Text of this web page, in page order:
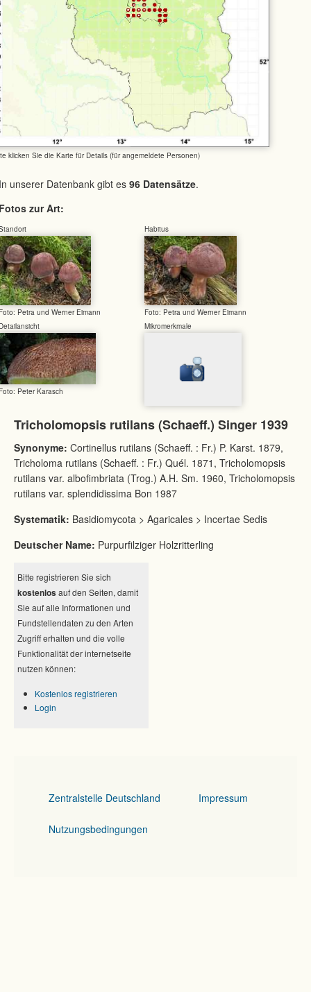
klicken Sie die Karte für Details (für angemeldete Personen)
unserer Datenbank gibt es 96 Datensätze.
zur Art:
Petra und Werner Eimann
Habitus
Foto: Petra und Werner Eimann
Peter Karasch
Mikromerkmale
Tricholomopsis rutilans (Schaeff.) Singer 1939
Synonyme: Cortinellus rutilans (Schaeff. : Fr.) P. Karst. 1879,
Tricholoma rutilans (Schaeff. : Fr.) Quél. 1871, Tricholomopsis
rutilans var. albofimbriata (Trog.) A.H. Sm. 1960, Tricholomopsis
rutilans var. splendidissima Bon 1987
Systematik: Basidiomycota > Agaricales > Incertae Sedis
Deutscher Name: Purpurfilziger Holzritterling
Bitte registrieren Sie sich
kostenlos auf den Seiten, damit
Sie auf alle Informationen und
Fundstellendaten zu den Arten
Zugriff erhalten und die volle
Funktionalität der internetseite
nutzen können:
Kostenlos registrieren
Login
Zentralstelle Deutschland Impressum
Nutzungsbedingungen